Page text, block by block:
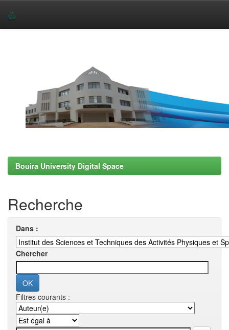
Bouira University Digital Space
Recherche
Dans :
Chercher
Filtres courants :